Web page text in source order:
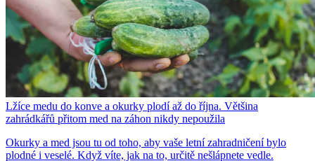
Lžíce medu do konve a okurky plodí až do října. Většina
zahrádkářů přitom med na záhon nikdy nepoužila
Okurky a med jsou tu od toho, aby vaše letní zahradničení bylo
plodné i veselé. Když víte, jak na to, určitě nešlápnete vedle.